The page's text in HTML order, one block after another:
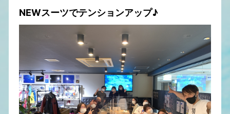
NEWスーツでテンションアップ♪